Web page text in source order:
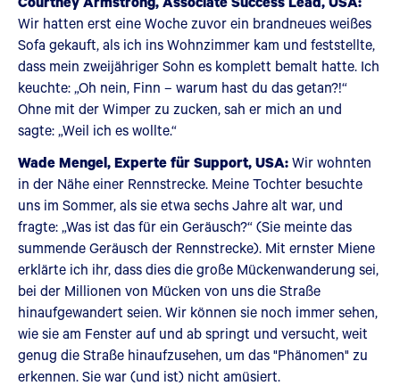
Wir hatten erst eine Woche zuvor ein brandneues weißes
Sofa gekauft, als ich ins Wohnzimmer kam und feststellte,
dass mein zweijähriger Sohn es komplett bemalt hatte. Ich
keuchte: „Oh nein, Finn – warum hast du das getan?!“
Ohne mit der Wimper zu zucken, sah er mich an und
sagte: „Weil ich es wollte.“
Wade Mengel, Experte für Support, USA:Wir wohnten
in der Nähe einer Rennstrecke. Meine Tochter besuchte
uns im Sommer, als sie etwa sechs Jahre alt war, und
fragte: „Was ist das für ein Geräusch?“ (Sie meinte das
summende Geräusch der Rennstrecke). Mit ernster Miene
erklärte ich ihr, dass dies die große Mückenwanderung sei,
bei der Millionen von Mücken von uns die Straße
hinaufgewandert seien. Wir können sie noch immer sehen,
wie sie am Fenster auf und ab springt und versucht, weit
genug die Straße hinaufzusehen, um das "Phänomen" zu
erkennen. Sie war (und ist) nicht amüsiert.